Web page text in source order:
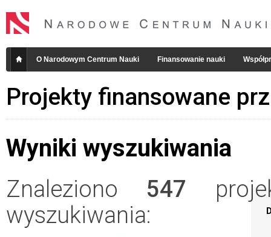
O Narodowym Centrum Nauki Finansowanie nauki
Projekty finansowane
Wyniki wyszukiwania
Znaleziono 547
wyszukiwania: